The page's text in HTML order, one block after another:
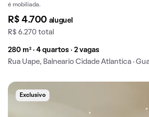
é mobiliada.
R$ 4.700 aluguel
R$ 6.270 total
280 m² · 4 quartos · 2 vagas
Rua Uape, Balneario Cidade Atlantica ·
Exclusivo